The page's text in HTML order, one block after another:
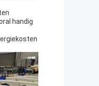
handig